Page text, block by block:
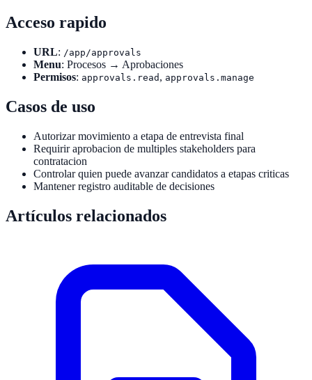
Acceso rapido
URL: /app/approvals
Menu: Procesos → Aprobaciones
Permisos: approvals.read , approvals.manage
Casos de uso
Autorizar movimiento a etapa de entrevista final
Requirir aprobacion de multiples stakeholders para
contratacion
Controlar quien puede avanzar candidatos a etapas criticas
Mantener registro auditable de decisiones
Artículos relacionados